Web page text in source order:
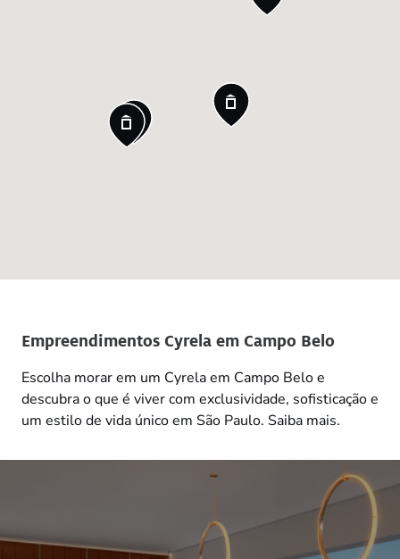
Empreendimentos Cyrela em Campo Belo
Escolha morar em um Cyrela em Campo Belo e
descubra o que é viver com exclusividade, sofisticação e
um estilo de vida único em São Paulo. Saiba mais.